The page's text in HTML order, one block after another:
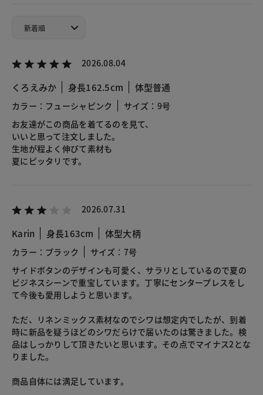
2026.08.04
くろえみか 身長162.5cm 体型普通
カラー：フューシャピンク
サイズ：9号
お友達がこの商品を着てるのを見て、
いいと思って注文しました。
生地が程よく伸びて素材も
夏にピッタリです。
2026.07.31
Karin 身長163cm 体型大柄
カラー：ブラック
サイズ：7号
サイドボタンのデザインも可愛く、サラリとしているので夏の
ビジネスシーンで重宝しています。丁寧にセンタープレスをし
て今後も愛用しようと思います。
ただ、リネンミックス素材なのでシワは想定内でしたが、到着
時に新品を疑うほどのシワだらけで届いたのは驚きました。検
品はしっかりして頂きたいと思います。その点でマイナス2とな
りました。
商品自体には満足しています。